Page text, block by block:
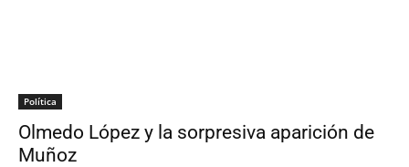
Política
Olmedo López y la sorpresiva aparición de
Muñoz